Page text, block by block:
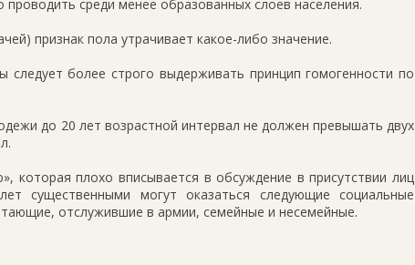
проводить среди менее образованных слоев населения.
признак пола утрачивает какое-либо значение.
следует более строго выдерживать принцип гомогенности по
до 20 лет возрастной интервал не должен превышать двух
которая плохо вписывается в обсуждение в присутствии лиц
существенными могут оказаться следующие социальные
отслужившие в армии, семейные и несемейные.